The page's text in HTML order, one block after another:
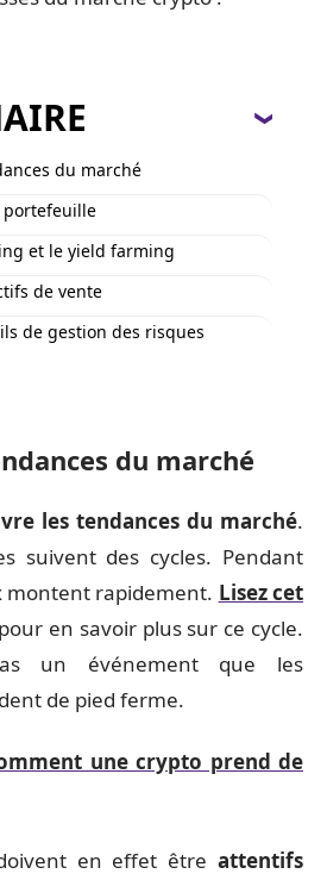
du marché
portefeuille
et le yield farming
de vente
de gestion des risques
du marché
les tendances du marché.
suivent des cycles. Pendant
montent rapidement. Lisez cet
en savoir plus sur ce cycle.
un événement que les
de pied ferme.
une crypto prend de
en effet être attentifs